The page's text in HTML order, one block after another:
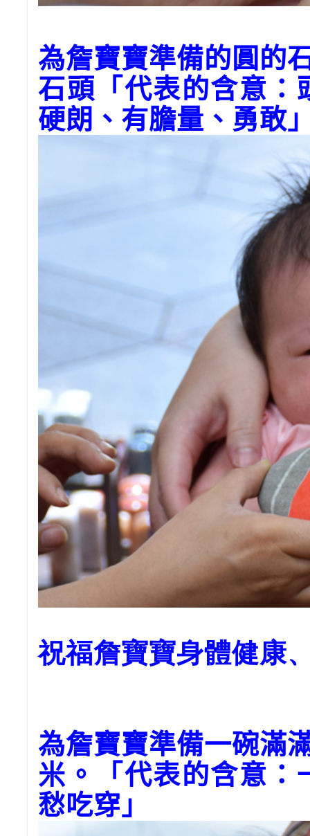
為詹寶寶準備的圓的
石頭「代表的含意：
硬朗、有膽量、勇敢
祝福詹寶寶身體健康
為詹寶寶準備一碗滿
米。「代表的含意：
愁吃穿」